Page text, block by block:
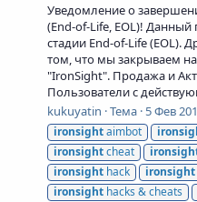
Уведомление о
(End-of-Life, EOL)!
стадии End-of-Life (EOL).
том, что мы закрываем
"IronSight". Продажа и
Пользователи с
kukuyatin Тема 5 Фев
ironsightaimbot
ironsightcheat
ironsight hack ironsight
ironsight hacks & cheats